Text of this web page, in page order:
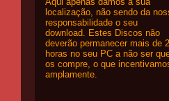
localização, não sendo da
responsabilidade o seu
download. Estes Discos não
deverão permanecer mais de
horas no seu PC a não ser
os compre, o que
amplamente.